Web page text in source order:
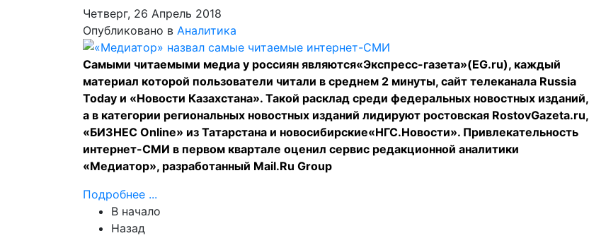
Четверг, 26 Апрель 2018
Опубликовано в Аналитика
Самыми читаемыми медиа у россиян являются«Экспресс-газета»(EG.ru), каждый
материал которой пользователи читали в среднем 2 минуты, сайт телеканала Russia
Today и «Новости Казахстана». Такой расклад среди федеральных новостных изданий,
а в категории региональных новостных изданий лидируют ростовская RostovGazeta.ru,
«БИЗНЕС Online» из Татарстана и новосибирские«НГС.Новости». Привлекательность
интернет-СМИ в первом квартале оценил сервис редакционной аналитики
«Медиатор», разработанный Mail.Ru Group
Подробнее ...
В начало
Назад